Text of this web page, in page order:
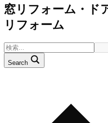
窓リフォーム・ド
リフォーム
Search